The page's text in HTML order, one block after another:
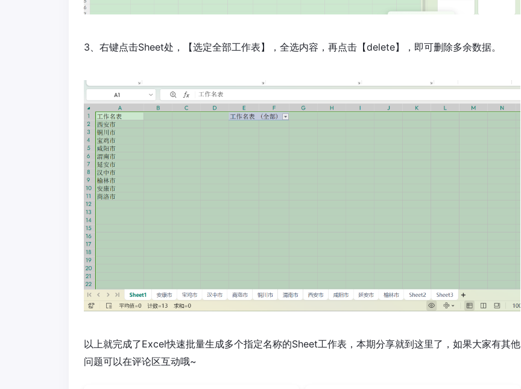
3、右键点击Sheet处，【选定全部工作表】，全选内容，再点击【delete】，即可删除多余数据。
以上就完成了Excel快速批量生成多个指定名称的Sheet工作表，本期分享就到这里了，如果大家有其他
问题可以在评论区互动哦~